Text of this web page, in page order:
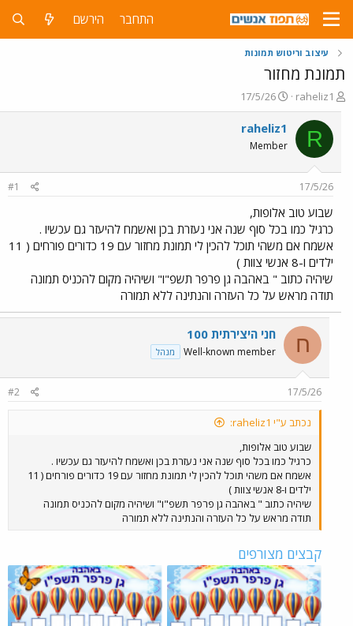
התחבר הירשם
עיצוב וריטוש תמונות
תמונת מחזור
פ
ו
ת
ח
ה
ו
ש
א
raheliz1
פ
ו
ר
ס
ם
ר
י
ך
17/5/26
R
raheliz1
Member
17/5/26
#1
שבוע טוב אלופות,
כרגיל כמו בכל סוף שנה אני נעזרת בכן ואשמח להיעזר גם עכשיו .
אשמח אם משהי תוכל להכין לי תמונת מחזור עם 19 כדורים פורחים ( 11
ילדים ו-8 אנשי צוות )
שיהיה כתוב " באהבה גן פרפר תשפ"ו" ושיהיה מקום להכניס תמונה
תודה מראש על כל העזרה והנתינה ללא תמורה
ח חני היצירתית 100
Well-known member מנהל
17/5/26
#2
נכתב ע"י raheliz1:
שבוע טוב אלופות,
כרגיל כמו בכל סוף שנה אני נעזרת בכן ואשמח להיעזר גם עכשיו .
אשמח אם משהי תוכל להכין לי תמונת מחזור עם 19 כדורים פורחים ( 11
ילדים ו-8 אנשי צוות )
שיהיה כתוב " באהבה גן פרפר תשפ"ו" ושיהיה מקום להכניס תמונה
תודה מראש על כל העזרה והנתינה ללא תמורה
קבצים מצורפים